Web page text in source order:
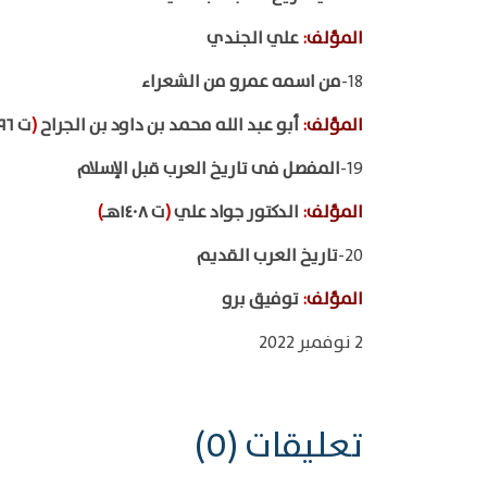
المؤلف:علي الجندي
18- من اسمه عمرو من الشعراء
المؤلف:أبو عبد الله محمد بن داود بن الجراح(ت ٢٩٦هـ
19- المفصل فى تاريخ العرب قبل الإسلام
المؤلف: الدكتور جواد علي(ت ١٤٠٨هـ
)
20- تاريخ العرب القديم
المؤلف:توفيق برو
2 نوفمبر 2022
تعليقات (0)